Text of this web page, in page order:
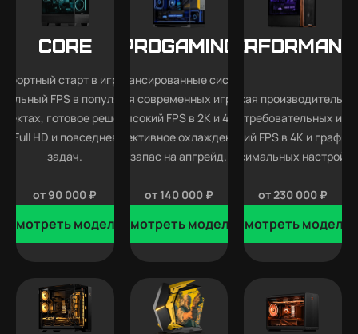
Core
старт в играх —
FPS в популярных
готовое решение
Full HD и повседневных
задач.
от 90 000 ₽
Смотреть модели
Progaming
Сбалансированные системы
для современных игр —
высокий FPS в 2K и 4K,
эффективное охлаждение и
запас на апгрейд.
от 140 000 ₽
Смотреть модели
Высокая
для требовательных игр
высокий FPS в 4K и
максимальных
от 230 000 ₽
Смотреть модели